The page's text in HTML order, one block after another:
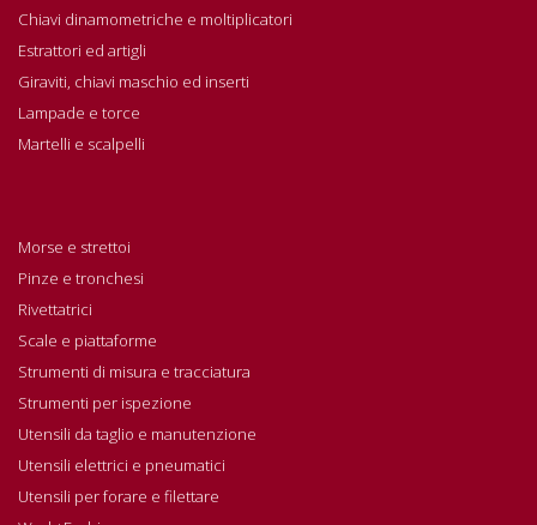
Chiavi dinamometriche e moltiplicatori
Estrattori ed artigli
Giraviti, chiavi maschio ed inserti
Lampade e torce
Martelli e scalpelli
Morse e strettoi
Pinze e tronchesi
Rivettatrici
Scale e piattaforme
Strumenti di misura e tracciatura
Strumenti per ispezione
Utensili da taglio e manutenzione
Utensili elettrici e pneumatici
Utensili per forare e filettare